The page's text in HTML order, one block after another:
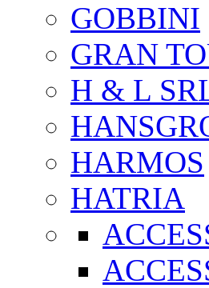
GOBBINI
GRAN
H & L
HARMOS
HATRIA